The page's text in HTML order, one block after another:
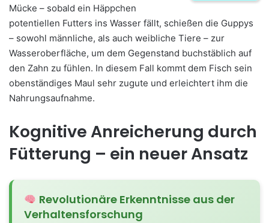
Mücke – sobald ein Häppchen
potentiellen Futters ins Wasser fällt, schießen die Guppys
– sowohl männliche, als auch weibliche Tiere – zur
Wasseroberfläche, um dem Gegenstand buchstäblich auf
den Zahn zu fühlen. In diesem Fall kommt dem Fisch sein
obenständiges Maul sehr zugute und erleichtert ihm die
Nahrungsaufnahme.
Kognitive Anreicherung durch
Fütterung – ein neuer Ansatz
Revolutionäre Erkenntnisse aus der
Verhaltensforschung